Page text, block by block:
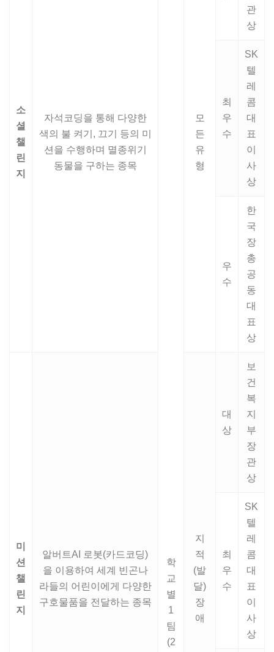
소
셜
챌
린
지
자석코딩을 통해 다양한
색의 불 켜기, 끄기 등의 미
션을 수행하며 멸종위기
동물을 구하는 종목
학
교
별
1
팀
(2
모
든
유
형
관
상
최
우
수
SK
텔
레
콤
대
표
이
사
상
우
수
한
국
장
총
공
동
대
표
상
미
션
챌
린
지
알버트AI 로봇(카드코딩)
을 이용하여 세계 빈곤나
라들의 어린이에게 다양한
구호물품을 전달하는 종목
지
적
(발
달)
장
애
대
상
보
건
복
지
부
장
관
상
최
우
수
SK
텔
레
콤
대
표
이
사
상